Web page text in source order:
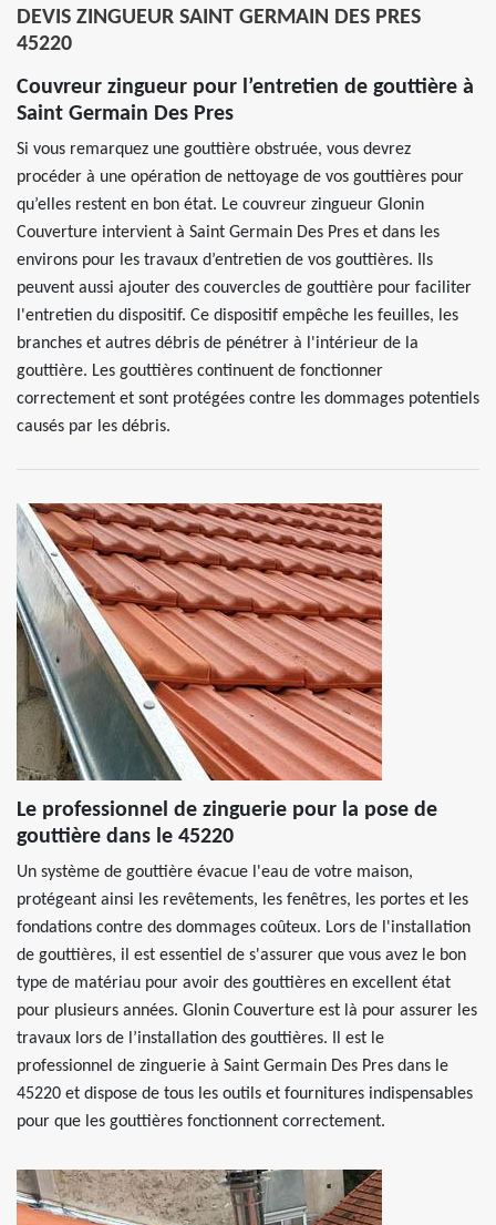
DEVIS ZINGUEUR SAINT GERMAIN DES PRES
45220
Couvreur zingueur pour l’entretien de gouttière à
Saint Germain Des Pres
Si vous remarquez une gouttière obstruée, vous devrez
procéder à une opération de nettoyage de vos gouttières pour
qu’elles restent en bon état. Le couvreur zingueur Glonin
Couverture intervient à Saint Germain Des Pres et dans les
environs pour les travaux d’entretien de vos gouttières. Ils
peuvent aussi ajouter des couvercles de gouttière pour faciliter
l'entretien du dispositif. Ce dispositif empêche les feuilles, les
branches et autres débris de pénétrer à l'intérieur de la
gouttière. Les gouttières continuent de fonctionner
correctement et sont protégées contre les dommages potentiels
causés par les débris.
Le professionnel de zinguerie pour la pose de
gouttière dans le 45220
Un système de gouttière évacue l'eau de votre maison,
protégeant ainsi les revêtements, les fenêtres, les portes et les
fondations contre des dommages coûteux. Lors de l'installation
de gouttières, il est essentiel de s'assurer que vous avez le bon
type de matériau pour avoir des gouttières en excellent état
pour plusieurs années. Glonin Couverture est là pour assurer les
travaux lors de l’installation des gouttières. Il est le
professionnel de zinguerie à Saint Germain Des Pres dans le
45220 et dispose de tous les outils et fournitures indispensables
pour que les gouttières fonctionnent correctement.